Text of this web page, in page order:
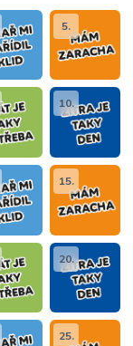
5.
10.
15.
20.
25.